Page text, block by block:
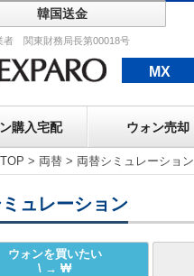
韓国送金
者 関東財務局長第00018号
MX
購入宅配 ウォン売却
> 両替 > 両替シミュレーション
ュレーション
ウォンを買いたい
\ → ₩